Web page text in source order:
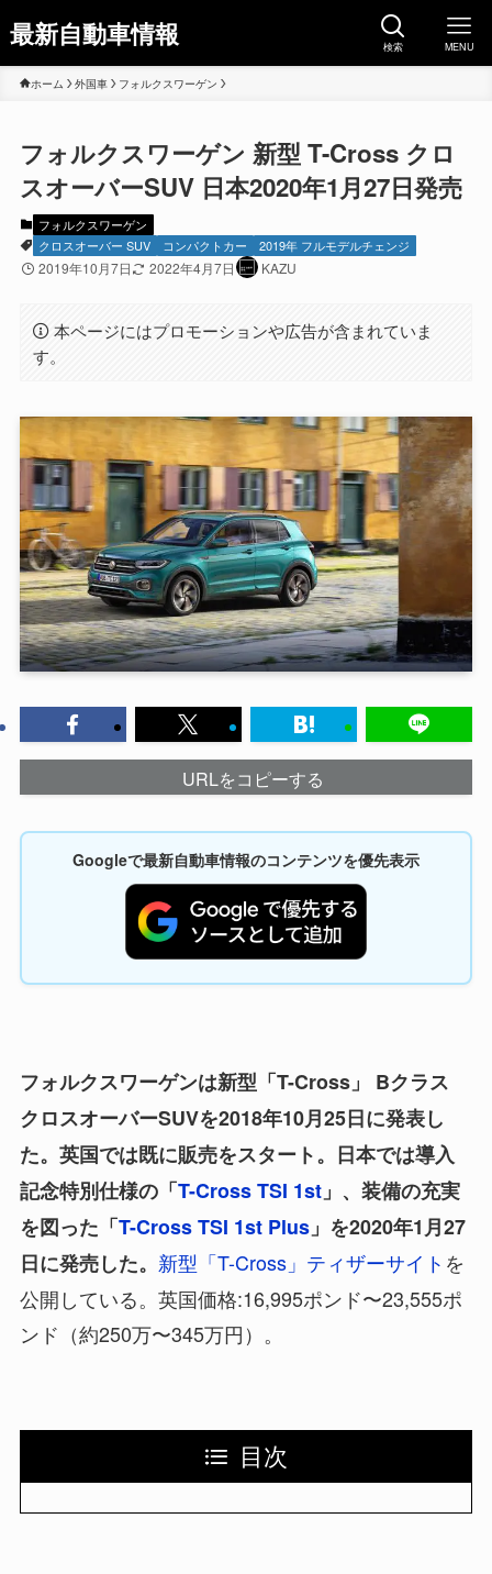
最新自動車情報 検索 MENU
ホーム 外国車 フォルクスワーゲン
フォルクスワーゲン 新型 T-Cross クロ
スオーバーSUV 日本2020年1月27日発売
フォルクスワーゲン
クロスオーバー SUV
コンパクトカー 2019年 フルモデルチェンジ
2019年10月7日 2022年4月7日 KAZU
本ページにはプロモーションや広告が含まれていま
す。
URLをコピーする
Googleで最新自動車情報のコンテンツを優先表示
フォルクスワーゲンは新型「T-Cross」 Bクラス
クロスオーバーSUVを2018年10月25日に発表し
た。英国では既に販売をスタート。日本では導入
記念特別仕様の「T-Cross TSI 1st」、装備の充実
を図った「T-Cross TSI 1st Plus」を2020年1月27
日に発売した。 新型「T-Cross」ティザーサイト を
公開している。英国価格:16,995ポンド〜23,555ポ
ンド（約250万〜345万円）。
目次